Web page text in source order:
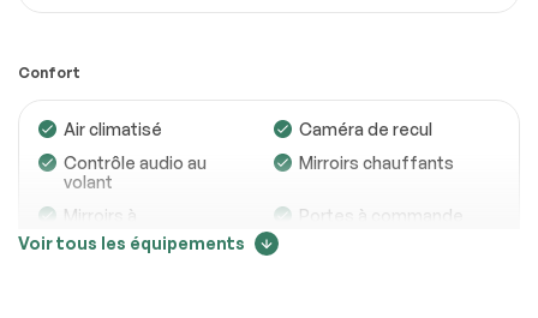
Transmission Conforme
Système électrique
Accessoires
Éclairage Conforme
Freins
Confort
Air climatisé
Caméra de recul
Contrôle audio au
volant
Mirroirs chauffants
Mirroirs à
commande
électrique
Portes à commande
Voir tous les équipements